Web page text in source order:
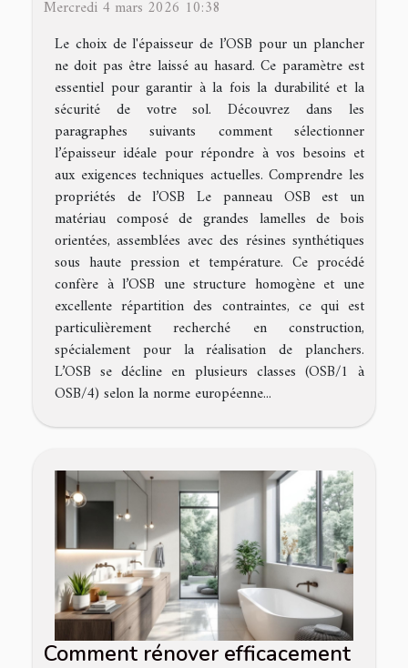
Mercredi 4 mars 2026 10:38
Le choix de l'épaisseur de l’OSB pour un plancher
ne doit pas être laissé au hasard. Ce paramètre est
essentiel pour garantir à la fois la durabilité et la
sécurité de votre sol. Découvrez dans les
paragraphes suivants comment sélectionner
l’épaisseur idéale pour répondre à vos besoins et
aux exigences techniques actuelles. Comprendre les
propriétés de l’OSB Le panneau OSB est un
matériau composé de grandes lamelles de bois
orientées, assemblées avec des résines synthétiques
sous haute pression et température. Ce procédé
confère à l’OSB une structure homogène et une
excellente répartition des contraintes, ce qui est
particulièrement recherché en construction,
spécialement pour la réalisation de planchers.
L’OSB se décline en plusieurs classes (OSB/1 à
OSB/4) selon la norme européenne...
Comment rénover efficacement